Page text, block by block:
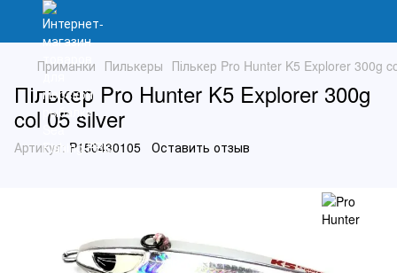
Приманки Пилькеры Пількер Pro Hunter K5 Explorer 300g
Пількер Pro Hunter K5 Explorer 300g
col 05 silver
Артикул: P150430105 Оставить отзыв